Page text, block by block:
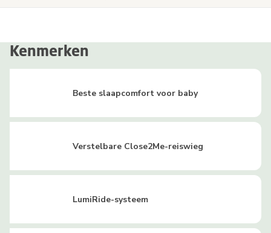
Kenmerken
Beste slaapcomfort voor baby
Verstelbare Close2Me-reiswieg
LumiRide-systeem